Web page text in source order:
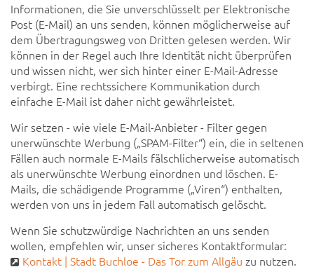
Informationen, die Sie unverschlüsselt per Elektronische
Post (E-Mail) an uns senden, können möglicherweise auf
dem Übertragungsweg von Dritten gelesen werden. Wir
können in der Regel auch Ihre Identität nicht überprüfen
und wissen nicht, wer sich hinter einer E-Mail-Adresse
verbirgt. Eine rechtssichere Kommunikation durch
einfache E-Mail ist daher nicht gewährleistet.
Wir setzen - wie viele E-Mail-Anbieter - Filter gegen
unerwünschte Werbung („SPAM-Filter“) ein, die in seltenen
Fällen auch normale E-Mails fälschlicherweise automatisch
als unerwünschte Werbung einordnen und löschen. E-
Mails, die schädigende Programme („Viren“) enthalten,
werden von uns in jedem Fall automatisch gelöscht.
Wenn Sie schutzwürdige Nachrichten an uns senden
wollen, empfehlen wir, unser sicheres Kontaktformular:
Kontakt | Stadt Buchloe - Das Tor zum Allgäu zu nutzen.